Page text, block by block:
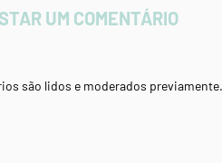
UM COMENTÁRIO
são lidos e moderados previamente.